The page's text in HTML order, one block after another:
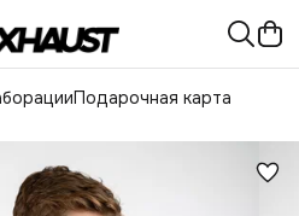
Подарочная карта